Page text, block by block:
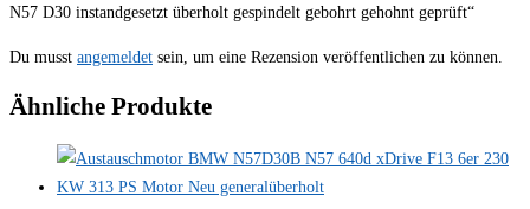
N57 D30 instandgesetzt überholt gespindelt gebohrt gehohnt geprüft“
Du musst angemeldet sein, um eine Rezension veröffentlichen zu können.
Ähnliche Produkte